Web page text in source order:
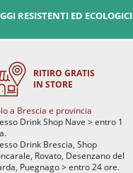
RESISTENTI ED ECOLOGICI
RITIRO GRATIS
IN STORE
a Brescia e provincia
Drink Shop Nave > entro 1
Drink Brescia, Shop
Rovato, Desenzano del
Puegnago > entro 24 ore.